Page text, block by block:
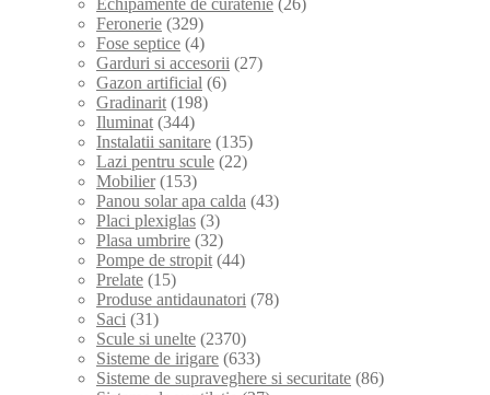
Feronerie (329)
Fose septice (4)
Garduri si accesorii (27)
Gazon artificial (6)
Gradinarit (198)
Iluminat (344)
Instalatii sanitare (135)
Lazi pentru scule (22)
Mobilier (153)
Panou solar apa calda (43)
Placi plexiglas (3)
Plasa umbrire (32)
Pompe de stropit (44)
Prelate (15)
Produse antidaunatori (78)
Saci (31)
Scule si unelte (2370)
Sisteme de irigare (633)
Sisteme de supraveghere si securitate (86)